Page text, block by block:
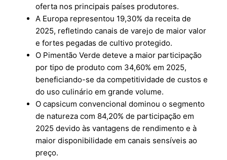
oferta nos principais países produtores.
A Europa representou 19,30% da receita de
2025, refletindo canais de varejo de maior valor
e fortes pegadas de cultivo protegido.
O Pimentão Verde deteve a maior participação
por tipo de produto com 34,60% em 2025,
beneficiando-se da competitividade de custos e
do uso culinário em grande volume.
O capsicum convencional dominou o segmento
de natureza com 84,20% de participação em
2025 devido às vantagens de rendimento e à
maior disponibilidade em canais sensíveis ao
preço.